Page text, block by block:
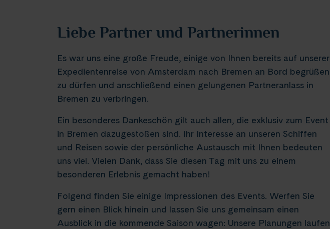
Liebe Partner und Partnerinnen
Es war uns eine große Freude, einige von Ihnen bereits auf unserer
Expedientenreise von Amsterdam nach Bremen an Bord begrüßen
zu dürfen und anschließend einen gelungenen Partneranlass in
Bremen zu verbringen.
Ein besonderes Dankeschön gilt auch allen, die exklusiv zum Event
in Bremen dazugestoßen sind. Ihr Interesse an unseren Schiffen
und Reisen sowie der persönliche Austausch mit Ihnen bedeuten
uns viel. Vielen Dank, dass Sie diesen Tag mit uns zu einem
besonderen Erlebnis gemacht haben!
Folgend finden Sie einige Impressionen des Events. Werfen Sie
gern einen Blick hinein und lassen Sie uns gemeinsam einen
Ausblick in die kommende Saison wagen: Unsere Planungen laufen